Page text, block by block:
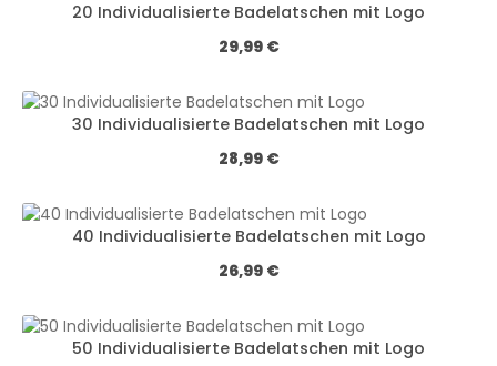
20 Individualisierte Badelatschen mit Logo
Regulärer Preis:
29,99 €
30 Individualisierte Badelatschen mit Logo
Regulärer Preis:
28,99 €
40 Individualisierte Badelatschen mit Logo
Regulärer Preis:
26,99 €
50 Individualisierte Badelatschen mit Logo